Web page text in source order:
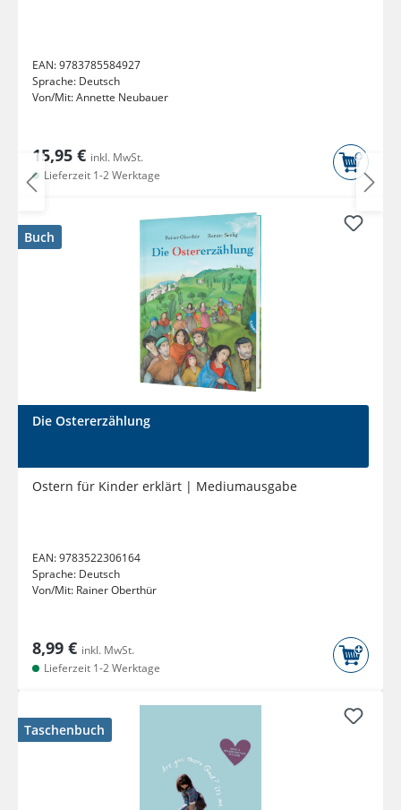
EAN:9783785584927
Sprache: Deutsch
Von/Mit:Annette Neubauer
15,95 € inkl. MwSt.
Lieferzeit 1-2 Werktage
Buch
Die Ostererzählung
Ostern für Kinder erklärt | Mediumausgabe
EAN:9783522306164
Sprache: Deutsch
Von/Mit: Rainer Oberthür
8,99 € inkl. MwSt.
Lieferzeit 1-2 Werktage
Taschenbuch